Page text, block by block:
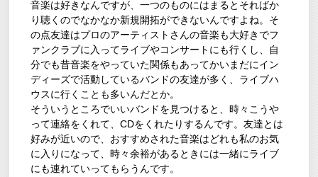
音楽は好きなんですが、一つのものにはまるとそればか
り聴くのでなかなか新規開拓ができないんですよね。そ
の点友達はプロのアーティストさんの音楽も大好きでフ
ァンクラブに入ってライブやコンサートにも行くし、自
分でも昔音楽をやっていた関係もあってかいまだにイン
ディーズで活動しているバンドの友達が多く、ライブハ
ウスに行くことも多いんだとか。
そういうところでいいバンドを見つけると、時々こうや
って連絡をくれて、CDをくれたりするんです。友達とは
好みが近いので、おすすめされた音楽はどれも私のお気
に入りになって、時々余裕があるときには一緒にライブ
にも連れていってもらうんです。